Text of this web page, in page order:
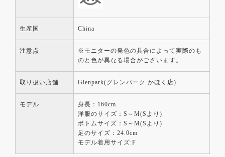
生産国 China
注意点
※モニターの発色の具合によって実際のも
のと色が異なる場合がございます。
取り扱い店舗 Glenpark(グレンパーク かほく店)
モデル
身長：160cm
洋服のサイズ：S～M(Sより)
ボトムサイズ：S～M(Sより)
足のサイズ：24.0cm
モデル着用サイズ:F